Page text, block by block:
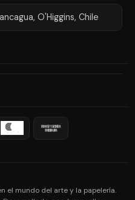
O'Higgins, Chile
el mundo del arte y la papelería.